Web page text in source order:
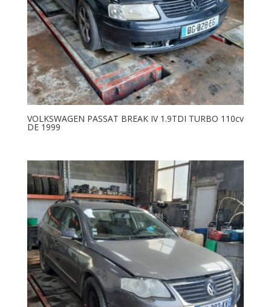
VOLKSWAGEN PASSAT BREAK IV 1.9TDI TURBO 110cv
DE 1999